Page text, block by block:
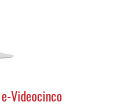
Videocinco